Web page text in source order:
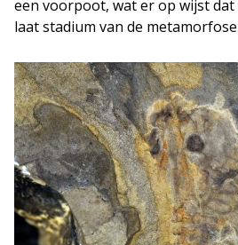
een voorpoot, wat er op wijst
laat stadium van de metamorfose